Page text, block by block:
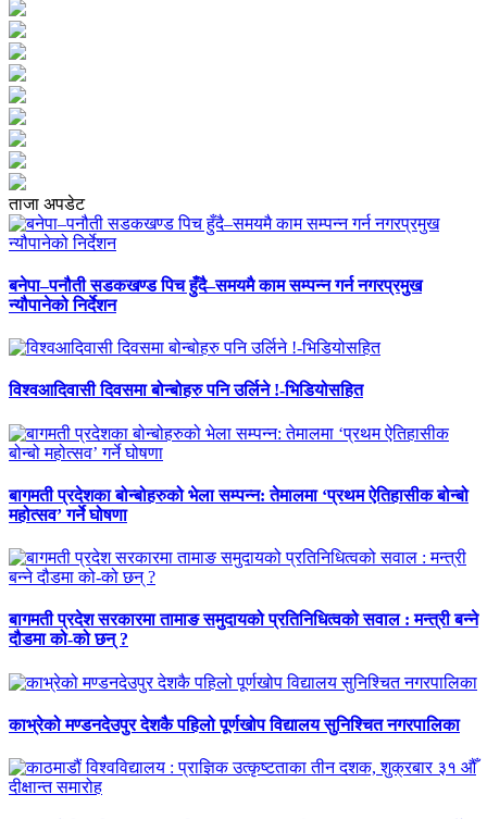
ताजा अपडेट
बनेपा–पनौती सडकखण्ड पिच हुँदै–समयमै काम सम्पन्न गर्न नगरप्रमुख
न्यौपानेको निर्देशन
विश्वआदिवासी दिवसमा बोन्बोहरु पनि उर्लिने !-भिडियोसहित
बागमती प्रदेशका बोन्बोहरुको भेला सम्पन्न: तेमालमा ‘प्रथम ऐतिहासीक बोन्बो
महोत्सव’ गर्ने घोषणा
बागमती प्रदेश सरकारमा तामाङ समुदायको प्रतिनिधित्वको सवाल : मन्त्री बन्ने
दौडमा को‐को छन् ?
काभ्रेको मण्डनदेउपुर देशकै पहिलो पूर्णखोप विद्यालय सुनिश्चित नगरपालिका